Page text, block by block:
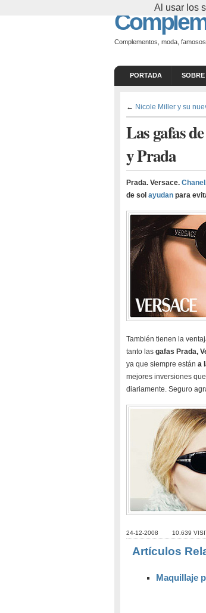
Complementos, moda,
PORTADA SOBRE
← Nicole Miller y su
Las gafas
y Prada
Prada. Versace.
de sol ayudan para
También tienen la
tanto las gafas Prada,
ya que siempre están a
mejores inversiones
diariamente. Seguro
24-12-2008 10.639
Artículos
Maquillaje
Al usar los